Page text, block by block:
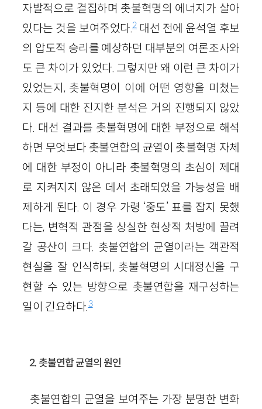
자발적으로 결집하며 촛불혁명의 에너지가 살아
있다는 것을 보여주었다.2대선 전에 윤석열 후보
의 압도적 승리를 예상하던 대부분의 여론조사와
도 큰 차이가 있었다. 그렇지만 왜 이런 큰 차이가
있었는지, 촛불혁명이 이에 어떤 영향을 미쳤는
지 등에 대한 진지한 분석은 거의 진행되지 않았
다. 대선 결과를 촛불혁명에 대한 부정으로 해석
하면 무엇보다 촛불연합의 균열이 촛불혁명 자체
에 대한 부정이 아니라 촛불혁명의 초심이 제대
로 지켜지지 않은 데서 초래되었을 가능성을 배
제하게 된다. 이 경우 가령 ‘중도’ 표를 잡지 못했
다는, 변혁적 관점을 상실한 현상적 처방에 끌려
갈 공산이 크다. 촛불연합의 균열이라는 객관적
현실을 잘 인식하되, 촛불혁명의 시대정신을 구
현할 수 있는 방향으로 촛불연합을 재구성하는
일이 긴요하다.3
2. 촛불연합 균열의 원인
촛불연합의 균열을 보여주는 가장 분명한 변화